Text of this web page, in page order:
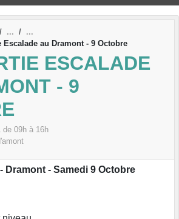
Escalade au Dramont - 9 Octobre
ESCALADE
- 9
de 09h à 16h
Dramont - Samedi 9 Octobre